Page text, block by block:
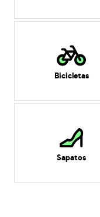
Bicicletas
Sapatos